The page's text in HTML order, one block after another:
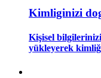
Vadeli İşlemler
Kimliginizi
Kişisel
yükleyerek